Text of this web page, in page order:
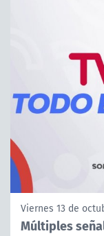
Viernes 13 de
Múltiples